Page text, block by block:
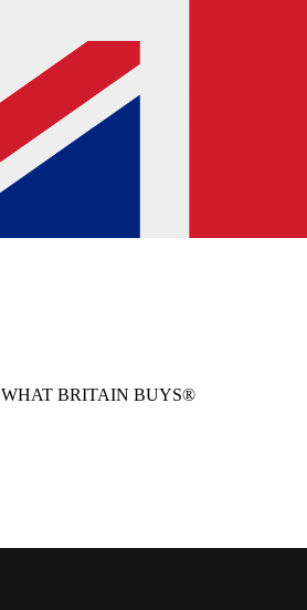
WHAT BRITAIN BUYS®